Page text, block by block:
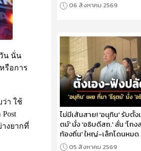
น นั่น
รือการ
ว่า ใช้
งยากที่
06 สิงหาคม 2569
ไม่มีเส้นสาย! 'อนุทิน' รับตั้ง
ตม์' นั่ง 'อธิบดีสถ.' ลั่น 'โกง
ท้องถิ่น' ใหญ่-เล็กโดนหมด
05 สิงหาคม 2569